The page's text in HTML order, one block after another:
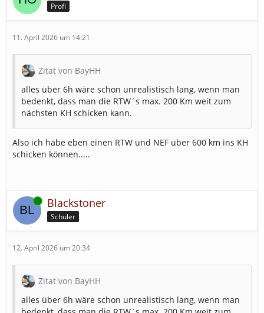
Profi
11. April 2026 um 14:21
Zitat von BayHH
alles über 6h wäre schon unrealistisch lang, wenn man
bedenkt, dass man die RTW´s max. 200 Km weit zum
nächsten KH schicken kann.
Also ich habe eben einen RTW und NEF über 600 km ins KH
schicken können.....
Online Blackstoner
Schüler
12. April 2026 um 20:34
Zitat von BayHH
alles über 6h wäre schon unrealistisch lang, wenn man